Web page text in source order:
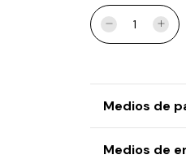
Medios de
Medios de